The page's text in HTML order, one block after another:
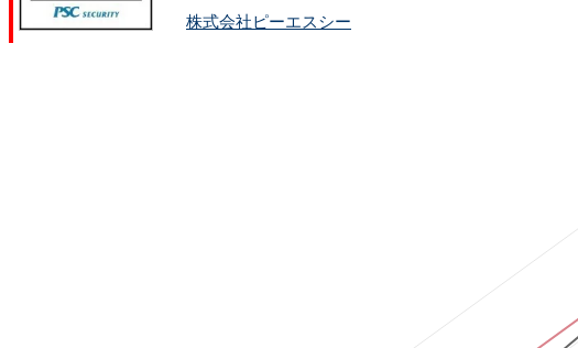
株式会社ピーエスシー